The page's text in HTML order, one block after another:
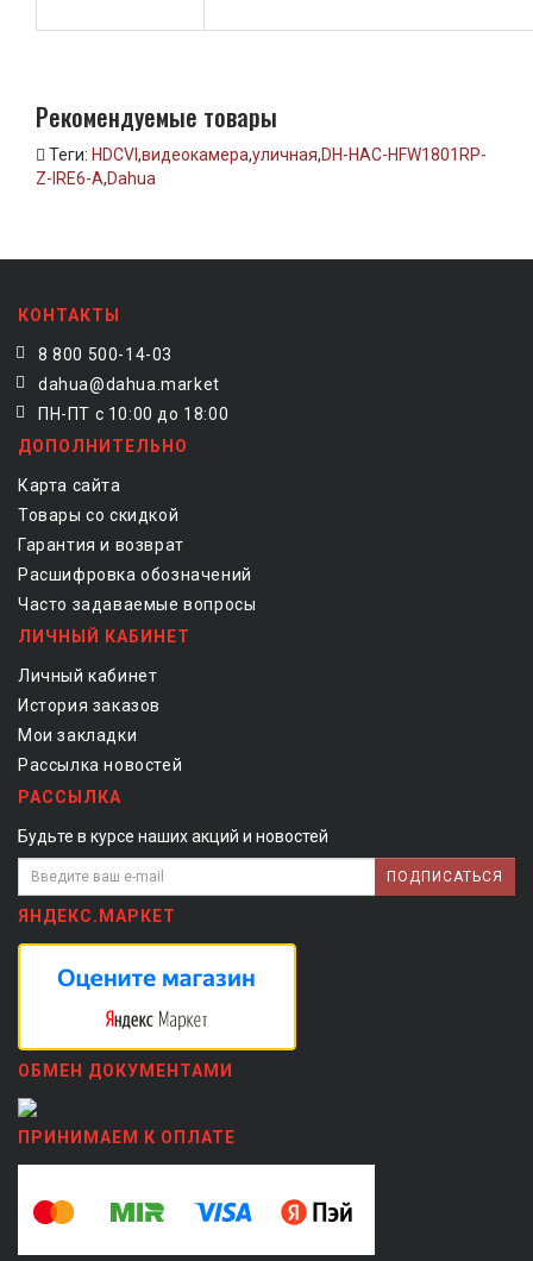
Рекомендуемые товары
Теги: HDCVI,видеокамера,уличная,DH-HAC-HFW1801RP-
Z-IRE6-A,Dahua
КОНТАКТЫ
8 800 500-14-03
dahua@dahua.market
ПН-ПТ с 10:00 до 18:00
ДОПОЛНИТЕЛЬНО
Карта сайта
Товары со скидкой
Гарантия и возврат
Расшифровка обозначений
Часто задаваемые вопросы
ЛИЧНЫЙ КАБИНЕТ
Личный кабинет
История заказов
Мои закладки
Рассылка новостей
РАССЫЛКА
Будьте в курсе наших акций и новостей
ПОДПИСАТЬСЯ
ЯНДЕКС.МАРКЕТ
ОБМЕН ДОКУМЕНТАМИ
ПРИНИМАЕМ К ОПЛАТЕ